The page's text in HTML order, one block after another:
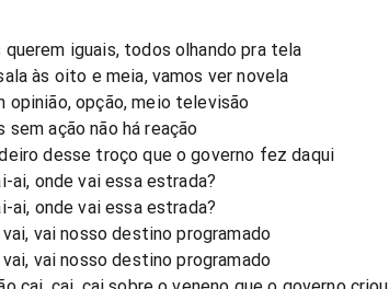
querem iguais, todos olhando pra tela
às oito e meia, vamos ver novela
opinião, opção, meio televisão
sem ação não há reação
desse troço que o governo fez daqui
ai, onde vai essa estrada?
ai, onde vai essa estrada?
vai, vai nosso destino programado
vai, vai nosso destino programado